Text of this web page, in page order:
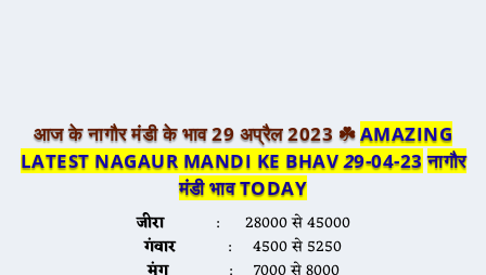
आज के नागौर मंडी के भाव 29 अप्रैल 2023 ☘️AMAZING
LATEST NAGAUR MANDI KE BHAV29-04-23 नागौर
मंडी भाव TODAY
जीरा: 28000 से 45000
गंवार: 4500 से 5250